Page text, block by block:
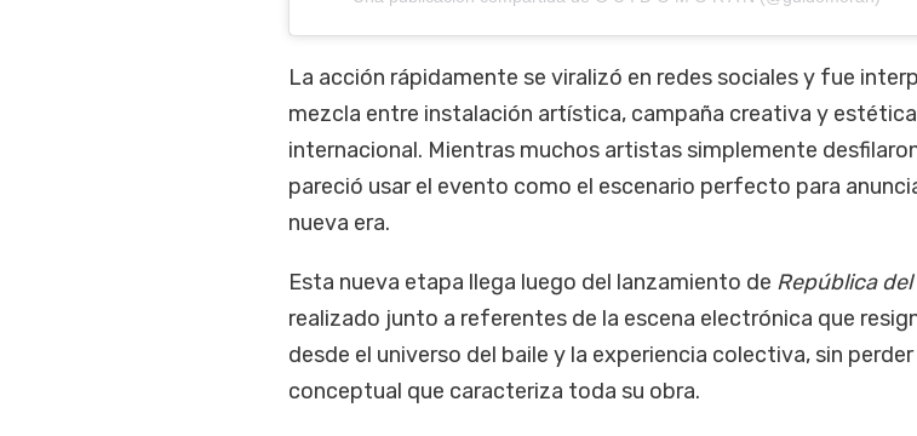
La acción rápidamente se viralizó en redes sociales y fue
mezcla entre instalación artística, campaña creativa y
internacional. Mientras muchos artistas simplemente
pareció usar el evento como el escenario perfecto para
nueva era.
Esta nueva etapa llega luego del lanzamiento de República
realizado junto a referentes de la escena electrónica que
desde el universo del baile y la experiencia colectiva, sin
conceptual que caracteriza toda su obra.